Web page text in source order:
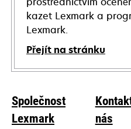
kazet Lexmark a
Lexmark.
Přejít na stránku
Společnost
Lexmark
nás